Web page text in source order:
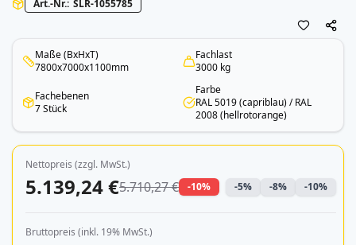
Art.-Nr. SLR-1055785
Maße (BxHxT)
7800x7000x1100mm
Fachlast
3000 kg
Fachebenen
7 Stück
Farbe
RAL 5019 (capriblau) / RAL
2008 (hellrotorange)
Nettopreis (zzgl. MwSt.)
5.139,24 €5.710,27 € -10% -5% -8% -10%
Bruttopreis (inkl. 19% MwSt.)